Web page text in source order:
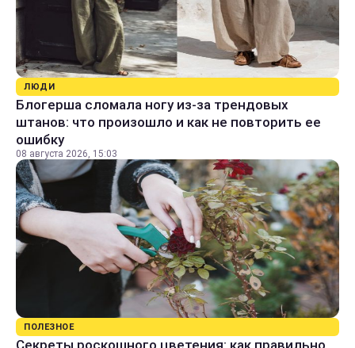
ЛЮДИ
Блогерша сломала ногу из-за трендовых
штанов: что произошло и как не повторить ее
ошибку
08 августа 2026, 15:03
ПОЛЕЗНОЕ